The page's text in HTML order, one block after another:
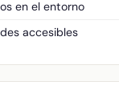
en el entorno
accesibles